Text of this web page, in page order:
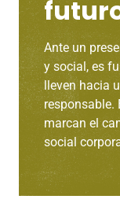
Ante un
y social, es
lleven hacia
responsable.
marcan el
social